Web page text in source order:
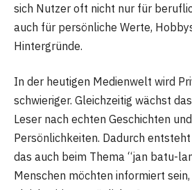
sich Nutzer oft nicht nur für
auch für persönliche Werte,
Hintergründe.
In der heutigen Medienwelt wird
schwieriger. Gleichzeitig wächst
Leser nach echten Geschichten
Persönlichkeiten. Dadurch
das auch beim Thema “jan batu-
Menschen möchten informiert